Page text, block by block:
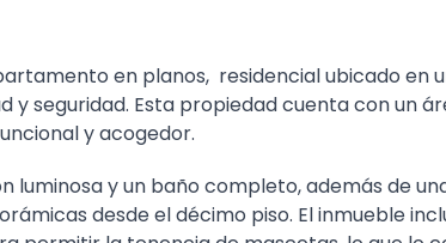
en planos, residencial ubicado en
y seguridad. Esta propiedad cuenta con un
y acogedor.
luminosa y un baño completo, además de
desde el décimo piso. El inmueble